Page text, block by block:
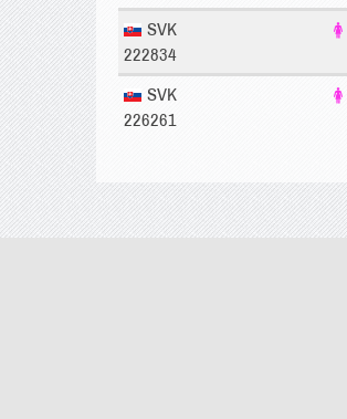
SVK
222834
SVK
226261